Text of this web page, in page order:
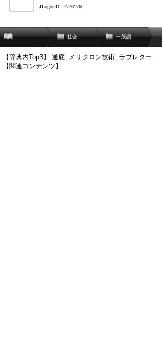
JLogosID : 7776176
社会 一般語
【辞典内Top3】 通底 メリクロン技術 ラブレター
【関連コンテンツ】